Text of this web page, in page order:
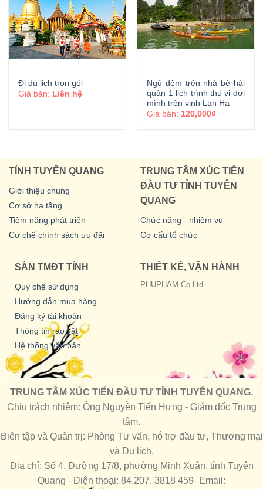
Đi du lịch trọn gói
Giá bán: Liên hệ
Ngủ đêm trên nhà bè hải
quân 1 lịch trình thú vị đợi
mình trên vịnh Lan Hạ
Giá bán: 120,000₫
TỈNH TUYÊN QUANG
Giới thiệu chung
Cơ sở hạ tầng
Tiềm năng phát triển
Cơ chế chính sách ưu đãi
TRUNG TÂM XÚC TIẾN
ĐẦU TƯ TỈNH TUYÊN
QUANG
Chức năng - nhiệm vụ
Cơ cấu tổ chức
SÀN TMĐT TỈNH
Quy chế sử dụng
Hướng dẫn mua hàng
Đăng ký tài khoản
Thông tin rao vặt
Hệ thống văn bản
THIẾT KẾ, VẬN HÀNH
PHUPHAM Co.Ltd
TRUNG TÂM XÚC TIẾN ĐẦU TƯ TỈNH TUYÊN QUANG.
Chịu trách nhiệm: Ông Nguyễn Tiến Hưng - Giám đốc Trung
tâm.
Biên tập và Quản trị: Phòng Tư vấn, hỗ trợ đầu tư, Thương mại
và Du lịch.
Địa chỉ: Số 4, Đường 17/8, phường Minh Xuân, tỉnh Tuyên
Quang - Điện thoại: 84.207. 3818 459- Email: